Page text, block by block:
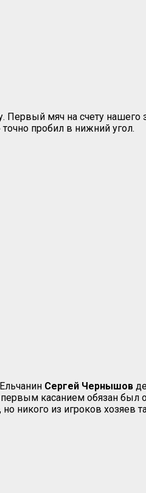
Первый мяч на счету нашего
пробил в нижний угол.
Сергей Чернышов
касанием обязан был
никого из игроков хозяев